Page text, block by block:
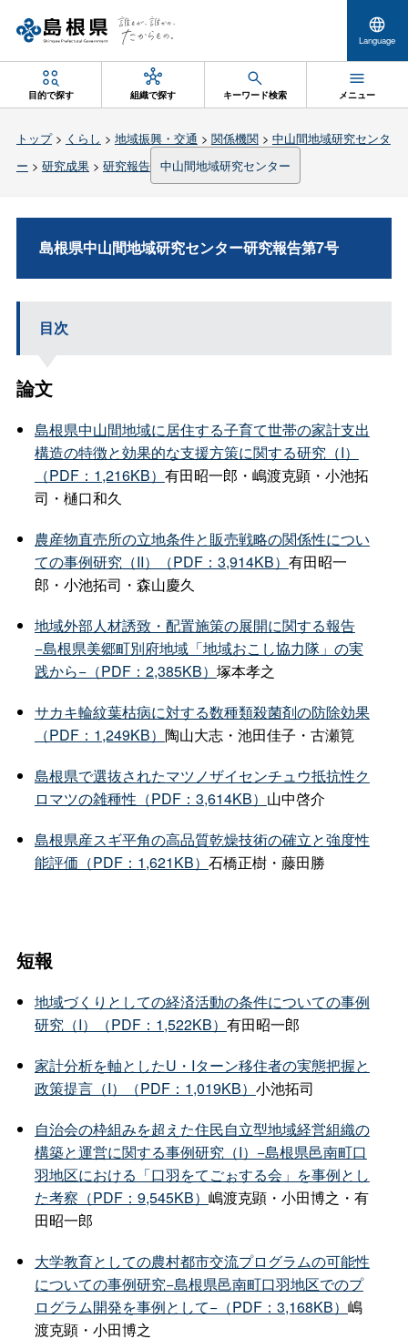
Language
目的で探す 組織で探す キーワード検索 メニュー
トップ> くらし > 地域振興・交通 > 関係機関> 中山間地域研究センタ
ー > 研究成果> 研究報告 中山間地域研究センター
島根県中山間地域研究センター研究報告第7号
目次
論文
島根県中山間地域に居住する子育て世帯の家計支出
構造の特徴と効果的な支援方策に関する研究（I）
（PDF：1,216KB） 有田昭一郎・嶋渡克顕・小池拓
司・樋口和久
農産物直売所の立地条件と販売戦略の関係性につい
ての事例研究（II）（PDF：3,914KB） 有田昭一
郎・小池拓司・森山慶久
地域外部人材誘致・配置施策の展開に関する報告
−島根県美郷町別府地域「地域おこし協力隊」の実
践から−（PDF：2,385KB） 塚本孝之
サカキ輪紋葉枯病に対する数種類殺菌剤の防除効果
（PDF：1,249KB） 陶山大志・池田佳子・古瀬筧
島根県で選抜されたマツノザイセンチュウ抵抗性ク
ロマツの雑種性（PDF：3,614KB） 山中啓介
島根県産スギ平角の高品質乾燥技術の確立と強度性
能評価（PDF：1,621KB） 石橋正樹・藤田勝
短報
地域づくりとしての経済活動の条件についての事例
研究（I）（PDF：1,522KB） 有田昭一郎
家計分析を軸としたU・Iターン移住者の実態把握と
政策提言（I）（PDF：1,019KB） 小池拓司
自治会の枠組みを超えた住民自立型地域経営組織の
構築と運営に関する事例研究（I）−島根県邑南町口
羽地区における「口羽をてごぉする会」を事例とし
た考察（PDF：9,545KB） 嶋渡克顕・小田博之・有
田昭一郎
大学教育としての農村都市交流プログラムの可能性
についての事例研究−島根県邑南町口羽地区でのプ
ログラム開発を事例として−（PDF：3,168KB） 嶋
渡克顕・小田博之